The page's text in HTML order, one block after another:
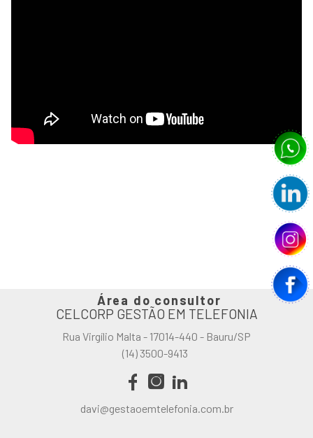
Área do consultor
CELCORP GESTÃO EM TELEFONIA
Rua Virgílio Malta - 17014-440 - Bauru/SP
(14) 3500-9413
davi@gestaoemtelefonia.com.br